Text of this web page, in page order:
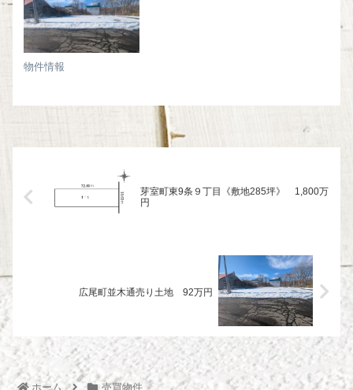
物件情報
芽室町東9条９丁目《敷地285坪》 1,800万
円
広尾町並木通売り土地 92万円
ホーム 売買物件